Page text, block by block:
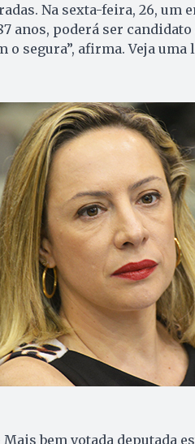
Na sexta-feira, 26, um
anos, poderá ser
o segura”, afirma. Veja
bem votada deputada